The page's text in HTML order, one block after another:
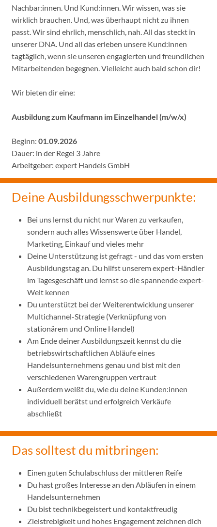
Nachbar:innen. Und Kund:innen. Wir wissen, was sie
wirklich brauchen. Und, was überhaupt nicht zu ihnen
passt. Wir sind ehrlich, menschlich, nah. All das steckt in
unserer DNA. Und all das erleben unsere Kund:innen
tagtäglich, wenn sie unseren engagierten und freundlichen
Mitarbeitenden begegnen. Vielleicht auch bald schon dir!
Wir bieten dir eine:
Ausbildung zum Kaufmann im Einzelhandel (m/w/x)
Beginn: 01.09.2026
Dauer: in der Regel 3 Jahre
Arbeitgeber: expert Handels GmbH
Deine Ausbildungsschwerpunkte:
Bei uns lernst du nicht nur Waren zu verkaufen,
sondern auch alles Wissenswerte über Handel,
Marketing, Einkauf und vieles mehr
Deine Unterstützung ist gefragt - und das vom ersten
Ausbildungstag an. Du hilfst unserem expert-Händler
im Tagesgeschäft und lernst so die spannende expert-
Welt kennen
Du unterstützt bei der Weiterentwicklung unserer
Multichannel-Strategie (Verknüpfung von
stationärem und Online Handel)
Am Ende deiner Ausbildungszeit kennst du die
betriebswirtschaftlichen Abläufe eines
Handelsunternehmens genau und bist mit den
verschiedenen Warengruppen vertraut
Außerdem weißt du, wie du deine Kunden:innen
individuell berätst und erfolgreich Verkäufe
abschließt
Das solltest du mitbringen:
Einen guten Schulabschluss der mittleren Reife
Du hast großes Interesse an den Abläufen in einem
Handelsunternehmen
Du bist technikbegeistert und kontaktfreudig
Zielstrebigkeit und hohes Engagement zeichnen dich